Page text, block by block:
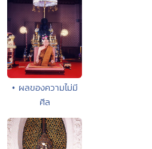
• ผลของความไม่มี
ศีล